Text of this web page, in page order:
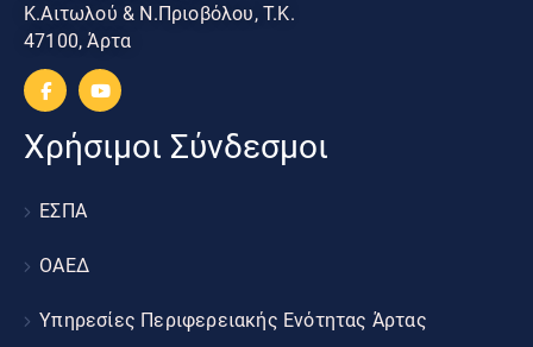
Κ.Αιτωλού & Ν.Πριοβόλου, Τ.Κ.
47100, Άρτα
Χρήσιμοι Σύνδεσμοι
ΕΣΠΑ
ΟΑΕΔ
Υπηρεσίες Περιφερειακής Ενότητας Άρτας